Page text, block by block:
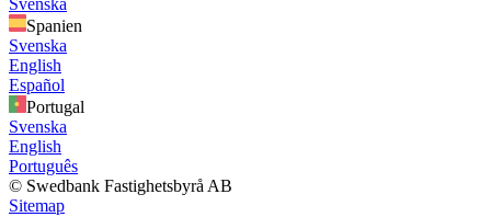
Svenska
Spanien
Svenska
English
Español
Portugal
Svenska
English
Português
© Swedbank Fastighetsbyrå AB
Sitemap